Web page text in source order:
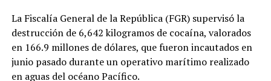
La ambulancia está equipada con tecnología y
dispositivos de soporte vital, además de camillas, férulas
para inmovilización y otros implementos destinados al
traslado seguro de pacientes, lo que permitirá optimizar
la atención durante las emergencias.
La Fiscalía General de la República (FGR) supervisó la
destrucción de 6,642 kilogramos de cocaína, valorados
en 166.9 millones de dólares, que fueron incautados en
junio pasado durante un operativo marítimo realizado
en aguas del océano Pacífico.